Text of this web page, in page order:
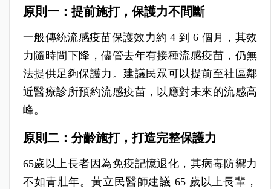
原則一：提前施打，保護力不間斷
一般傳統流感疫苗保護效力約 4 到 6 個月，其效
力隨時間下降，儘管去年有接種流感疫苗，仍無
法提供足夠保護力。建議民眾可以提前至社區鄰
近醫療診所預約流感疫苗，以應對未來的流感高
峰。
原則二：分齡施打，打造完整保護力
65歲以上長者因為免疫記憶退化，其病毒防禦力
不如青壯年。黃立民醫師建議 65 歲以上長輩，